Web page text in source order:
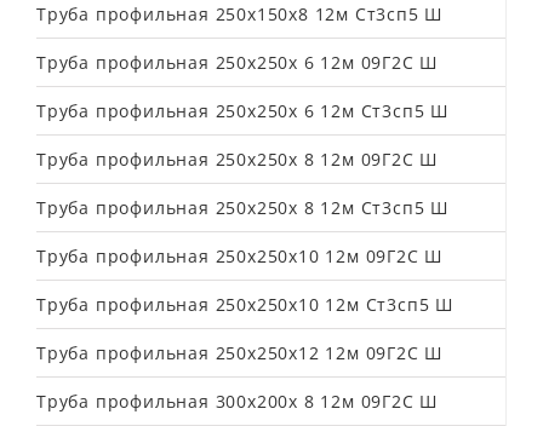
Труба профильная 250х150х8 12м Ст3сп5 Ш
Труба профильная 250х250х 6 12м 09Г2С Ш
Труба профильная 250х250х 6 12м Ст3сп5 Ш
Труба профильная 250х250х 8 12м 09Г2С Ш
Труба профильная 250х250х 8 12м Ст3сп5 Ш
Труба профильная 250х250х10 12м 09Г2С Ш
Труба профильная 250х250х10 12м Ст3сп5 Ш
Труба профильная 250х250х12 12м 09Г2С Ш
Труба профильная 300х200х 8 12м 09Г2С Ш